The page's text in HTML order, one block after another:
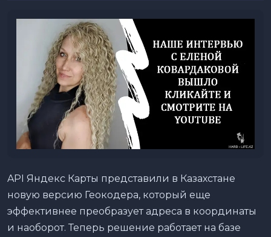
API Яндекс Карты представили в Казахстане
новую версию Геокодера, который еще
эффективнее преобразует адреса в координаты
и наоборот. Теперь решение работает на базе